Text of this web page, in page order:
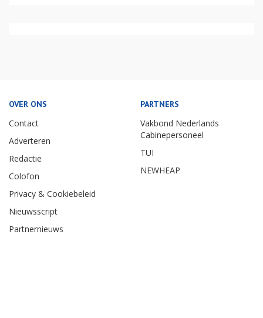
OVER ONS
Contact
Adverteren
Redactie
Colofon
Privacy & Cookiebeleid
Nieuwsscript
Partnernieuws
PARTNERS
Vakbond Nederlands
Cabinepersoneel
TUI
NEWHEAP